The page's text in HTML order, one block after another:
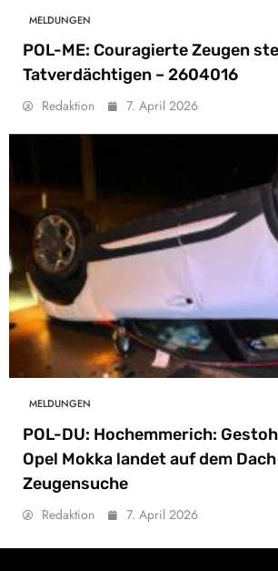
MELDUNGEN
POL-ME: Couragierte Zeugen
Tatverdächtigen – 2604016
Redaktion 7. April 2026
MELDUNGEN
POL-DU: Hochemmerich:
Opel Mokka landet auf dem
Zeugensuche
Redaktion 7. April 2026